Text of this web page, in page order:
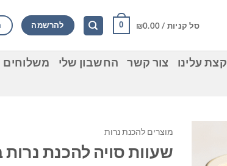
סל קניות / ₪0.00
0 להרשמה
קצת עלינו צור קשר החשבון שלי
משלוחים
מוצרים להכנת נרות
שעוות סויה להכנת נרות